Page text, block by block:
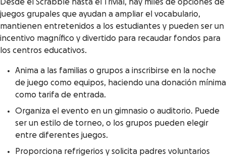
Desde el Scrabble hasta el Trivial, hay miles de opciones de
juegos grupales que ayudan a ampliar el vocabulario,
mantienen entretenidos a los estudiantes y pueden ser un
incentivo magnífico y divertido para recaudar fondos para
los centros educativos.
Anima a las familias o grupos a inscribirse en la noche
de juego como equipos, haciendo una donación mínima
como tarifa de entrada.
Organiza el evento en un gimnasio o auditorio. Puede
ser un estilo de torneo, o los grupos pueden elegir
entre diferentes juegos.
Proporciona refrigerios y solicita padres voluntarios